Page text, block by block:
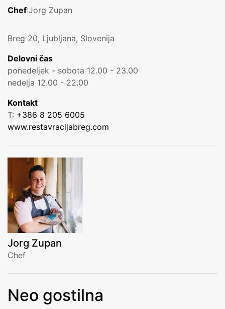
Chef:Jorg Zupan
Breg 20, Ljubljana, Slovenija
Delovni čas
ponedeljek - sobota 12.00 - 23.00
nedelja 12.00 - 22.00
Kontakt
T: +386 8 205 6005
www.restavracijabreg.com
Jorg Zupan
Chef
Neo gostilna